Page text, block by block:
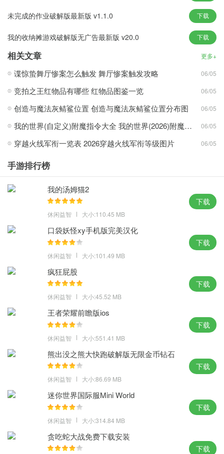
烈火骑士官方版游戏特色
1、每个班的技能不同。当面对不同的敌人时，所有玩家都可以一起
2、万人袭击沙城，夺取沙城的最高权力。他们在战斗和冒险中玩得
很快。设备极高，爆炸率极高，
3、让玩家感受不同的冒险体验。有时登录并玩游戏很好，感受各种
正统的暗黑破坏神玩法，
可供选择，画面也极其精致，
5、享受战斗的乐趣。在整个游戏中，它展示了竞技比赛的乐趣以及
冒险和挑战的玩法。玩法极其丰富多样，
烈火骑士官方正版下载游戏亮点
1、所有玩家都可以在魔法世界中开启你的决斗。玩家可以在更多的
战斗和冒险游戏中体验到乐趣。
2、还有一个超级火魂环，可以直接发送，让玩家轻松玩金。所有的
设备都依赖于爆炸。在魔法之地开启决斗和挑战，
3、在整个游戏中，参与魔神的力量加成，并开始新的冒险。在整个
游戏中享受实时战略游戏和华丽的战斗特效，
4、超高的爆发率有助于玩家闯入传奇世界，一开始就拥有全速的攻
击速度。游戏中的角色可以穿戴多达10件装备，
5、这是经典传奇游戏的伟大升华，无论是在游戏方式还是在屏幕
上。三种经典职业又来了。你需要选择你最喜欢的职业，
未完成的作业破解版最新版 v1.1.0 下载
我的收纳摊游戏破解版无广告最新版 v20.0 下载
相关文章 更多+
谍惊蛰舞厅惨案怎么触发 舞厅惨案触发攻略 06/05
竞拍之王红物品有哪些 红物品图鉴一览 06/05
创造与魔法灰鲭鲨位置 创造与魔法灰鲭鲨位置分布图 06/05
我的世界(自定义)附魔指令大全 我的世界(2026)附魔指令代码大全 06/05
穿越火线军衔一览表 2026穿越火线军衔等级图片 06/05
手游排行榜
我的汤姆猫2
休闲益智 大小:110.45 MB
下载
口袋妖怪xy手机版完美汉化
休闲益智 大小:101.49 MB
下载
疯狂屁股
休闲益智 大小:45.52 MB
下载
王者荣耀前瞻版ios
休闲益智 大小:551.41 MB
下载
熊出没之熊大快跑破解版无限金币钻石
休闲益智 大小:86.69 MB
下载
迷你世界国际服Mini World
休闲益智 大小:314.84 MB
下载
贪吃蛇大战免费下载安装
下载